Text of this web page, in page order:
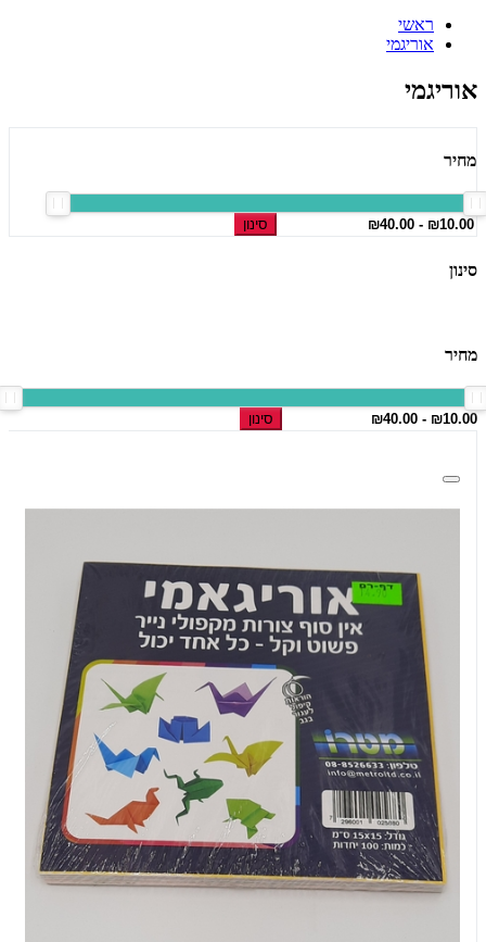
ראשי
אוריגמי
אוריגמי
מחיר
סינון
סינון
מחיר
סינון